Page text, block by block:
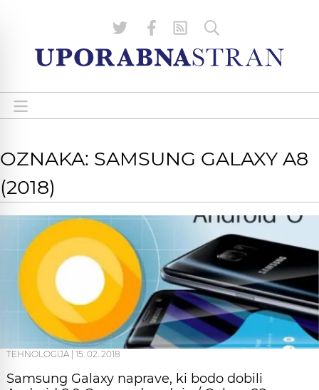
OZNAKA: SAMSUNG GALAXY A8
(2018)
TEHNOLOGIJA 15. 02. 2018
Samsung Galaxy naprave, ki bodo dobili